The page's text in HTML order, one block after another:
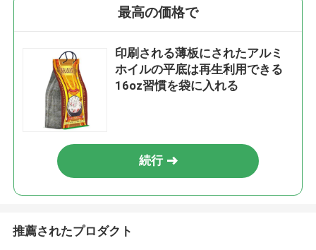
最高の価格で
印刷される薄板にされたアルミ
ホイルの平底は再生利用できる
16oz習慣を袋に入れる
続行
推薦されたプロダクト